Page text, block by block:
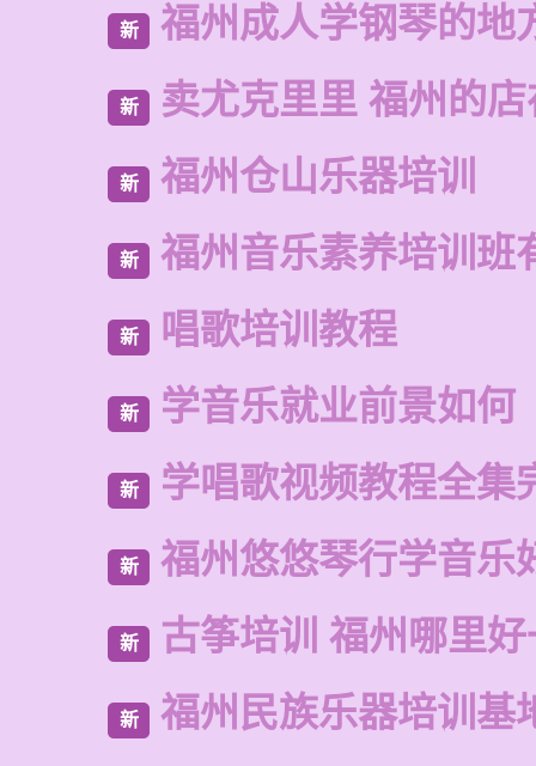
新 福州成人学钢琴的地
新 卖尤克里里 福州的
新 福州仓山乐器培训
新 福州音乐素养培训班
新 唱歌培训教程
新 学音乐就业前景如何
新 学唱歌视频教程全集
新 福州悠悠琴行学音乐
新 古筝培训 福州哪里
新 福州民族乐器培训基